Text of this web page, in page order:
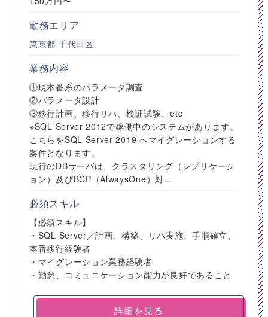
勤務エリア
東京都 千代田区
業務内容
①現本番系のパラメータ調査
②パラメータ設計
③移行計画、移行リハ、検証試験、etc
※SQL Server 2012で稼働中のシステムがあります。
こちらをSQL Server 2019 へマイグレーションする
案件となります。
現行のDBサーバは、クラスタリング（レプリケーシ
ョン）及びBCP（AlwaysOne）対...
必須スキル
【必須スキル】
・SQL Server／計画、構築、リハ実施、手順確立、
本番移行経験者
・マイグレーション業務経験者
・勤怠、コミュニケーション能力が良好であること
詳細を見る